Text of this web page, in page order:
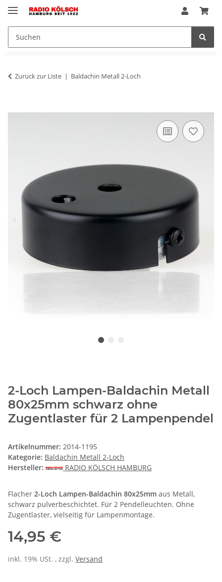
Zurück zur Liste Baldachin Metall 2-Loch
2-Loch Lampen-Baldachin Metall
80x25mm schwarz ohne
Zugentlaster für 2 Lampenpendel
Artikelnummer: 2014-1195
Kategorie: Baldachin Metall 2-Loch
Hersteller:
RADIO KÖLSCH HAMBURG
Flacher 2-Loch Lampen-Baldachin 80x25mm aus Metall,
schwarz pulverbeschichtet. Für 2 Pendelleuchten. Ohne
Zugentlaster, vielseitig für Lampenmontage.
14,95 €
inkl. 19% USt. , zzgl. Versand